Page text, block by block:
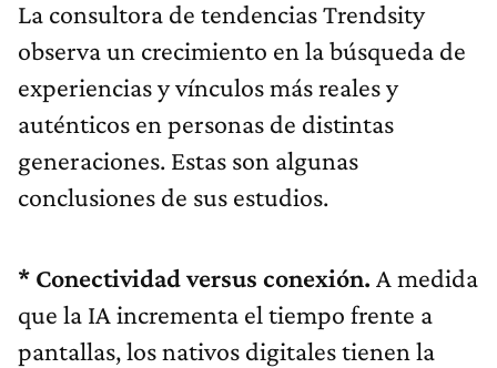
La consultora de tendencias Trendsity
observa un crecimiento en la búsqueda de
experiencias y vínculos más reales y
auténticos en personas de distintas
generaciones. Estas son algunas
conclusiones de sus estudios.
* Conectividad versus conexión. A medida
que la IA incrementa el tiempo frente a
pantallas, los nativos digitales tienen la